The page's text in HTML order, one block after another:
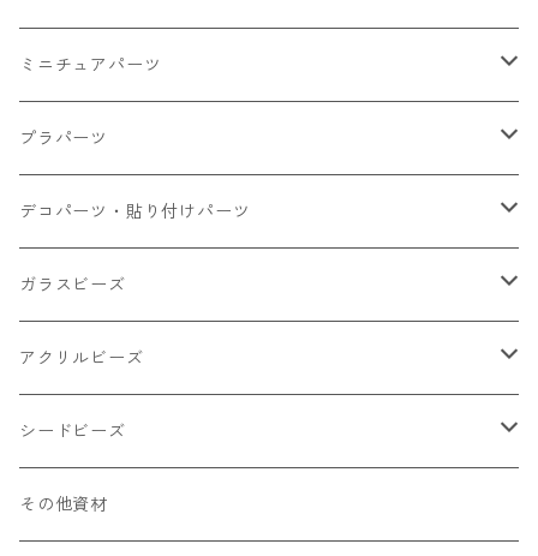
ミニチュアパーツ
大きいパーツ グラス系
小さいパーツ グラス系
小物
カップ
プラパーツ
ナスカン カニカン
リング イヤリング パーツ
チェーンパーツ
プラチャーム
デコパーツ・貼り付けパーツ
食べ物系
キャンディ
ドーナツ
アニマル系
うさぎ
くま
スライス棒
フレーク カット済
シール付き
ガラスビーズ
ミレフィオリ
ランプワーク
キャッツアイ
アクリルビーズ
丸玉6㎜ ラウンド
丸玉8㎜ ラウンド
シードビーズ
ミックス
その他資材